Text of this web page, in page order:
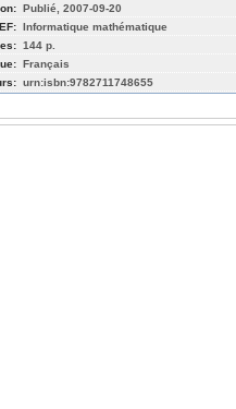
Publié, 2007-09-20
Informatique mathématique
144 p.
Français
urn:isbn:9782711748655